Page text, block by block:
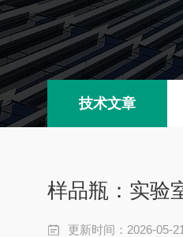
技术文章
样品瓶：实验
更新时间：2026-05-21